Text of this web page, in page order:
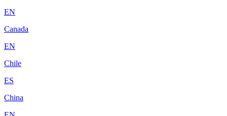
EN
Canada
EN
Chile
ES
China